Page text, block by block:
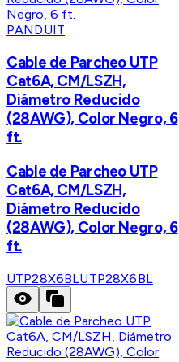
PANDUIT
Cable de Parcheo UTP
Cat6A, CM/LSZH,
Diámetro Reducido
(28AWG), Color Negro, 6
ft.
Cable de Parcheo UTP
Cat6A, CM/LSZH,
Diámetro Reducido
(28AWG), Color Negro, 6
ft.
UTP28X6BLUTP28X6BL